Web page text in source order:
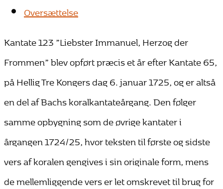
Oversættelse
Kantate 123 ”Liebster Immanuel, Herzog der
Frommen” blev opført præcis et år efter Kantate 65,
på Hellig Tre Kongers dag 6. januar 1725, og er altså
en del af Bachs koralkantateårgang. Den følger
samme opbygning som de øvrige kantater i
årgangen 1724/25, hvor teksten til første og sidste
vers af koralen gengives i sin originale form, mens
de mellemliggende vers er let omskrevet til brug for